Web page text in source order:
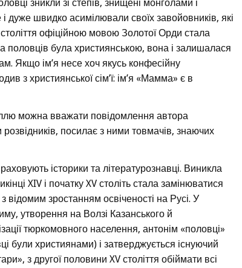
зникли зі степів, знищені монголами і
дуже швидко асимілювали своїх завойовників, які
офіційною мовою Золотої Орди стала
була християнською, вона і залишалася
Якщо ім’я несе хоч якусь конфесійну
з християнської сім’ї: ім’я «Мамма» є в
можна вважати повідомлення автора
посилає з ними товмачів, знаючих
історики та літературознавці. Виникла
XIV і початку XV століть стала замінюватися
зростанням освіченості на Русі. У
утворення на Волзі Казанського й
тюркомовного населення, антонім «половці»
були християнами) і затверджується існуючий
з другої половини XV століття обіймати всі